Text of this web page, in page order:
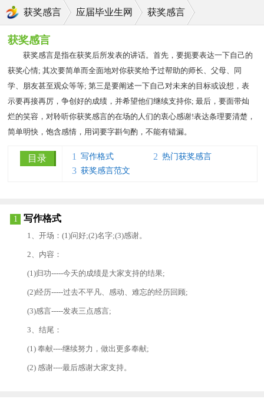
获奖感言 应届毕业生网 获奖感言
获奖感言
获奖感言是指在获奖后所发表的讲话。首先，要扼要表达一下自己的
获奖心情; 其次要简单而全面地对你获奖给予过帮助的师长、父母、同
学、朋友甚至观众等等; 第三是要阐述一下自己对未来的目标或设想，表
示要再接再厉，争创好的成绩，并希望他们继续支持你; 最后，要面带灿
烂的笑容，对聆听你获奖感言的在场的人们的衷心感谢!表达条理要清楚，
简单明快，饱含感情，用词要字斟句酌，不能有错漏。
目录 1 写作格式 2 热门获奖感言
3 获奖感言范文
1 写作格式
1、开场：(1)问好;(2)名字;(3)感谢。
2、内容：
(1)归功-----今天的成绩是大家支持的结果;
(2)经历-----过去不平凡、感动、难忘的经历回顾;
(3)感言-----发表三点感言;
3、结尾：
(1) 奉献----继续努力，做出更多奉献;
(2) 感谢----最后感谢大家支持。